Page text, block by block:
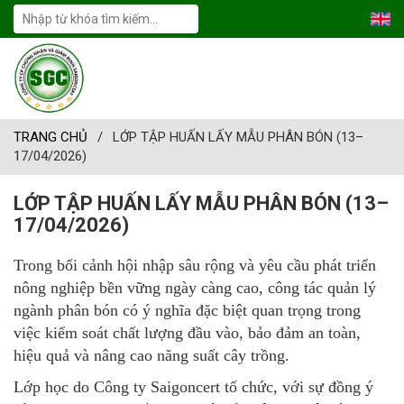
TRANG CHỦ /
LỚP TẬP HUẤN LẤY MẪU PHÂN BÓN (13–
17/04/2026)
LỚP TẬP HUẤN LẤY MẪU PHÂN BÓN (13–
17/04/2026)
Trong bối cảnh hội nhập sâu rộng và yêu cầu phát triển
nông nghiệp bền vững ngày càng cao, công tác quản lý
ngành phân bón có ý nghĩa đặc biệt quan trọng trong
việc kiểm soát chất lượng đầu vào, bảo đảm an toàn,
hiệu quả và nâng cao năng suất cây trồng.
Lớp học do Công ty Saigoncert tổ chức, với sự đồng ý